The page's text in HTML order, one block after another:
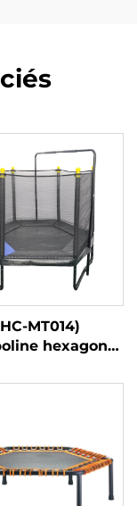
MT014)
hexagonal
sécurité